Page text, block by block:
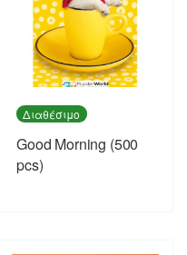
Διαθέσιμο
Good Morning (500
pcs)